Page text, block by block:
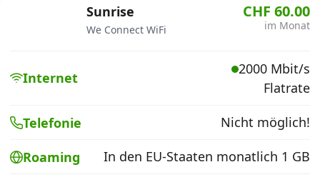
Alle Anbieter
Mobilfunknetz Schweiz
Handy-Abo kündigen oder
wechseln
Sunrise
We Connect WiFi
CHF 60.00
im Monat
Internet
2000 Mbit/s
Flatrate
Telefonie Nicht möglich!
Roaming In den EU-Staaten monatlich 1 GB